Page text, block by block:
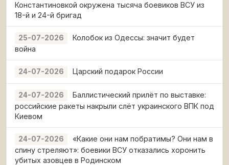
Константиновкой окружена тысяча боевиков ВСУ из
18-й и 24-й бригад
25-07-2026
Колобок из Одессы: значит будет
война
24-07-2026 Царский подарок России
24-07-2026
Баллистический прилёт по выставке:
российские ракеты накрыли слёт украинского ВПК под
Киевом
24-07-2026
«Какие они нам побратимы? Они нам в
спину стреляют»: боевики ВСУ отказались хоронить
убитых азовцев в Родинском